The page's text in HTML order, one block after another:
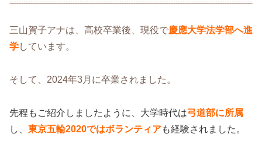
三山賀子アナは、高校卒業後、現役で慶應大学法学部へ進
学しています。
そして、2024年3月に卒業されました。
先程もご紹介しましたように、大学時代は弓道部に所属
し、 東京五輪2020ではボランティアも経験されました。